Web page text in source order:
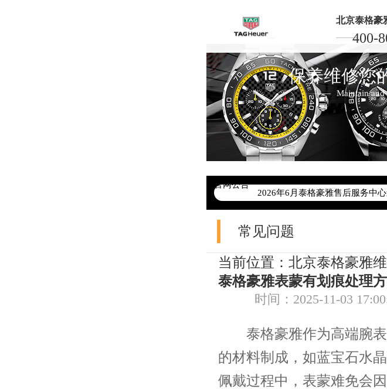
北京泰格豪
400-
保养维修您
Maintain and
官网公告
>
2026年6月泰格豪雅北京市售后
2026年6月北京市泰格豪雅官方
2026年6月泰格豪雅售后服务中
北京市东城区东长安街1号东方
节假日正常营业！
常见问题
当前位置： 北京泰格豪雅
泰格豪雅表蒙有划痕处理
时间：2025-11-03
泰格豪雅作为高端腕表
的材料制成，如蓝宝石水
佩戴过程中，表蒙难免会